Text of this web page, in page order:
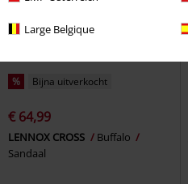
Large Belgique
% Bijna uitverkocht
€ 64,99
LENNOX CROSS
Buffalo
Sandaal